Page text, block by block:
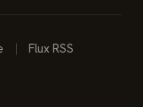
Flux RSS